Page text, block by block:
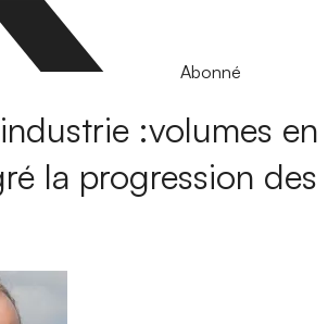
Abonné
:volumes en
la progression des